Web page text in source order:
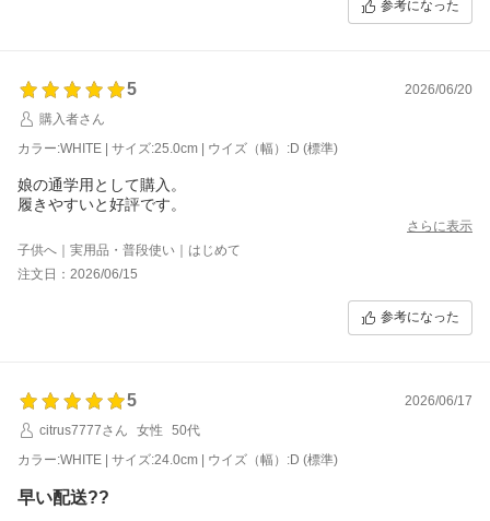
参考になった
5
2026/06/20
購入者さん
カラー:WHITE | サイズ:25.0cm | ウイズ（幅）:D (標準)
娘の通学用として購入。
履きやすいと好評です。
さらに表示
子供へ｜実用品・普段使い｜はじめて
注文日：2026/06/15
参考になった
5
2026/06/17
citrus7777さん
女性
50代
カラー:WHITE | サイズ:24.0cm | ウイズ（幅）:D (標準)
早い配送??